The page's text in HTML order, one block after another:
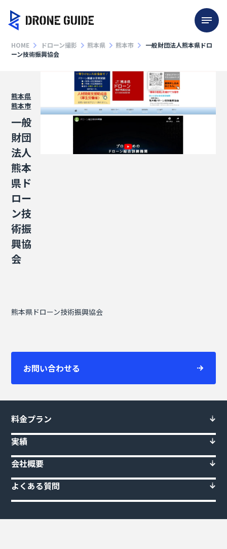
HOME ドローン撮影 熊本県 熊本市
一般財団法人熊本県ドロ
ーン技術振興協会
熊本県
熊本市
一般
財団
法人
熊本
県ド
ロー
ン技
術振
興協
会
熊本県ドローン技術振興協会
お問い合わせる
料金プラン
実績
会社概要
よくある質問